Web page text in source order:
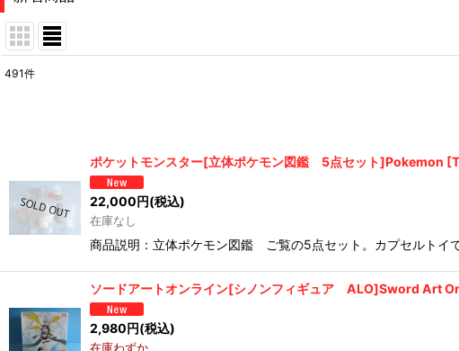
491件
ポケットモンスター[立体ポケモン図鑑 5点セット
22,000円(税込)
在庫なし
商品説明：立体ポケモン図鑑 ご覧の5点セット。カプセルトイ
ソードアートオンライン[シノンフィギュア ALO]Sword Art
2,980円(税込)
在庫わずか